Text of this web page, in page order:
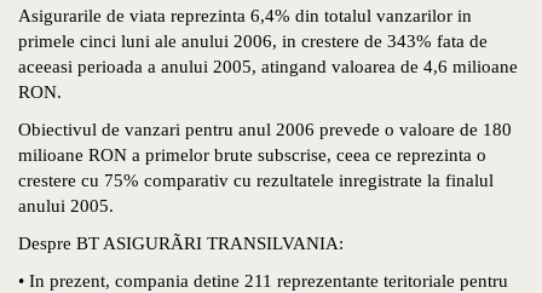
Asigurarile de viata reprezinta 6,4% din totalul vanzarilor in
primele cinci luni ale anului 2006, in crestere de 343% fata de
aceeasi perioada a anului 2005, atingand valoarea de 4,6 milioane
RON.
Obiectivul de vanzari pentru anul 2006 prevede o valoare de 180
milioane RON a primelor brute subscrise, ceea ce reprezinta o
crestere cu 75% comparativ cu rezultatele inregistrate la finalul
anului 2005.
Despre BT ASIGURÃRI TRANSILVANIA:
• In prezent, compania detine 211 reprezentante teritoriale pentru